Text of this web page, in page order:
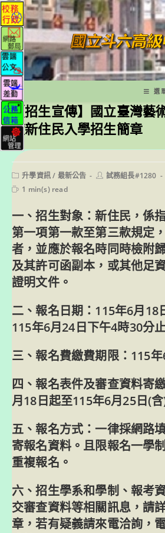
跳
轉
至
主
要
內
容
選
【招生宣傳】國立臺灣藝
度新住民入學招生簡章
Post
category:
升學資訊/ 最新公告
Post試務組長#1280
Reading
1 min(s) read
一、招生對象：新住民，係
第一項第一款至第三款規定
者，並應於報名時同時檢附
及其許可函副本，或其他足
證明文件。
二、報名日期：115年6月18
115年6月24日下午4時30分
三、報名費繳費期限：115年
四、報名表件及審查資料寄
月18日起至115年6月25日(
五、報名方式：一律採網路
寄報名資料。且限報名一學
重複報名。
六、招生學系和學制、報考
交審查資料等相關訊息，請
章，若有疑義請來電洽詢，